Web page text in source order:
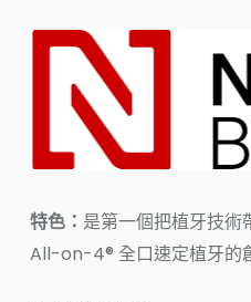
特色： 是第一個把植牙技術
All-on-4® 全口速定植牙的